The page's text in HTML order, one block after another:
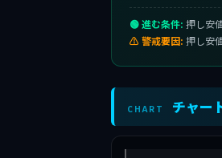
🟢 進む条件: 押し安
⚠ 警戒要因: 押し安
CHART チャー